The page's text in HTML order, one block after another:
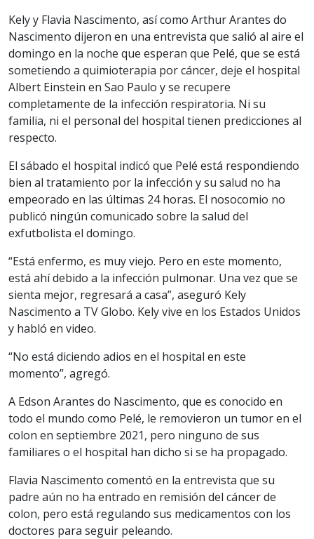
Kely y Flavia Nascimento, así como Arthur Arantes do
Nascimento dijeron en una entrevista que salió al aire el
domingo en la noche que esperan que Pelé, que se está
sometiendo a quimioterapia por cáncer, deje el hospital
Albert Einstein en Sao Paulo y se recupere
completamente de la infección respiratoria. Ni su
familia, ni el personal del hospital tienen predicciones al
respecto.
El sábado el hospital indicó que Pelé está respondiendo
bien al tratamiento por la infección y su salud no ha
empeorado en las últimas 24 horas. El nosocomio no
publicó ningún comunicado sobre la salud del
exfutbolista el domingo.
“Está enfermo, es muy viejo. Pero en este momento,
está ahí debido a la infección pulmonar. Una vez que se
sienta mejor, regresará a casa”, aseguró Kely
Nascimento a TV Globo. Kely vive en los Estados Unidos
y habló en video.
“No está diciendo adios en el hospital en este
momento”, agregó.
A Edson Arantes do Nascimento, que es conocido en
todo el mundo como Pelé, le removieron un tumor en el
colon en septiembre 2021, pero ninguno de sus
familiares o el hospital han dicho si se ha propagado.
Flavia Nascimento comentó en la entrevista que su
padre aún no ha entrado en remisión del cáncer de
colon, pero está regulando sus medicamentos con los
doctores para seguir peleando.